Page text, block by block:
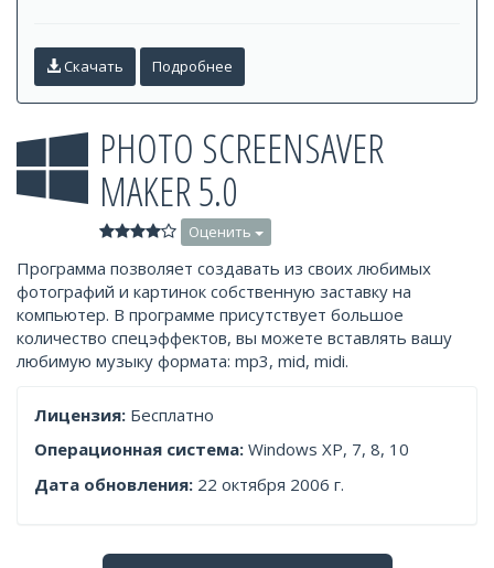
Скачать Подробнее
PHOTO SCREENSAVER
MAKER 5.0
Оценить
Программа позволяет создавать из своих любимых
фотографий и картинок собственную заставку на
компьютер. В программе присутствует большое
количество спецэффектов, вы можете вставлять вашу
любимую музыку формата: mp3, mid, midi.
Лицензия: Бесплатно
Операционная система: Windows XP, 7, 8, 10
Дата обновления: 22 октября 2006 г.